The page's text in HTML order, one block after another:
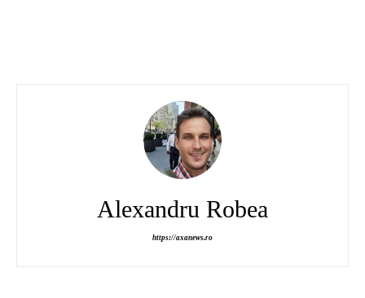
Alexandru Robea
https://axanews.ro